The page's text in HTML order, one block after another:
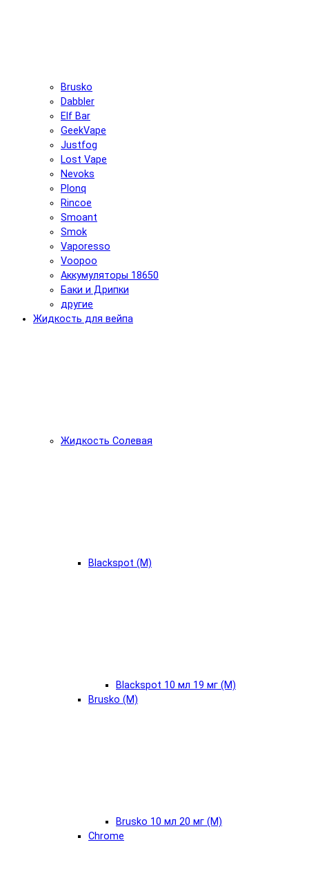
Brusko
Dabbler
Elf Bar
GeekVape
Justfog
Lost Vape
Nevoks
Plonq
Rincoe
Smoant
Smok
Vaporesso
Voopoo
Аккумуляторы 18650
Баки и Дрипки
другие
Жидкость для вейпа
Жидкость Солевая
Blackspot (М)
Blackspot 10 мл 19 мг (М)
Brusko (М)
Brusko 10 мл 20 мг (М)
Chrome